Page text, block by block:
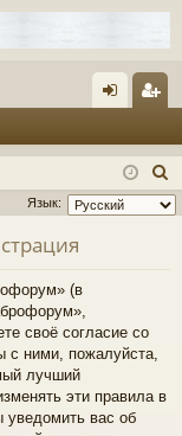
д ис
тр
ия
о
Язык:
(в
своё согласие со
с ними, пожалуйста,
лучший
эти правила в
вас об